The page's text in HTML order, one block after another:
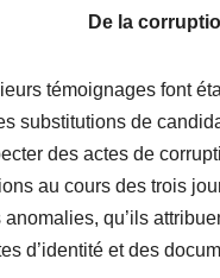
De la
témoignages font
substitutions de
des actes de
au cours des trois
qu’ils
d’identité et des